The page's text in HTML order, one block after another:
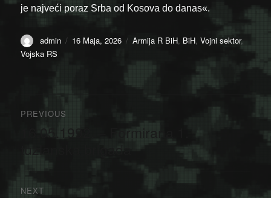
je najveći poraz Srba od Kosova do danas«.
Author
admin
Posted
16 Maja, 2026 Categories
Armija R BiH, BiH,Vojni sektor,
Vojska RS
Navigacija
članaka
PREVIOUS
16.05.1992. – Formirana 1.
tuzlanska brigada
NEXT